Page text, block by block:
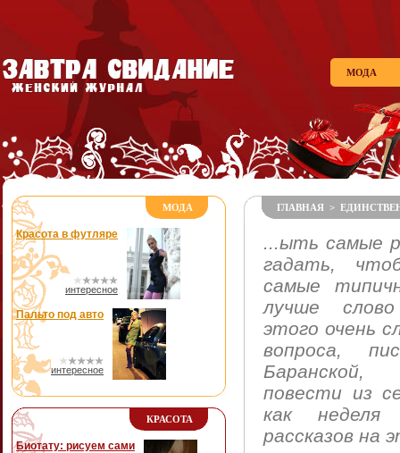
МОДА
МОДА
Красота в футляре
интересное
Пальто под авто
интересное
КРАСОТА
Биотату: рисуем сами
ГЛАВНАЯ >
...ыть самые
гадать,
самые
лучше
этого очень
вопроса,
Баранской,
повести из
как
рассказов на